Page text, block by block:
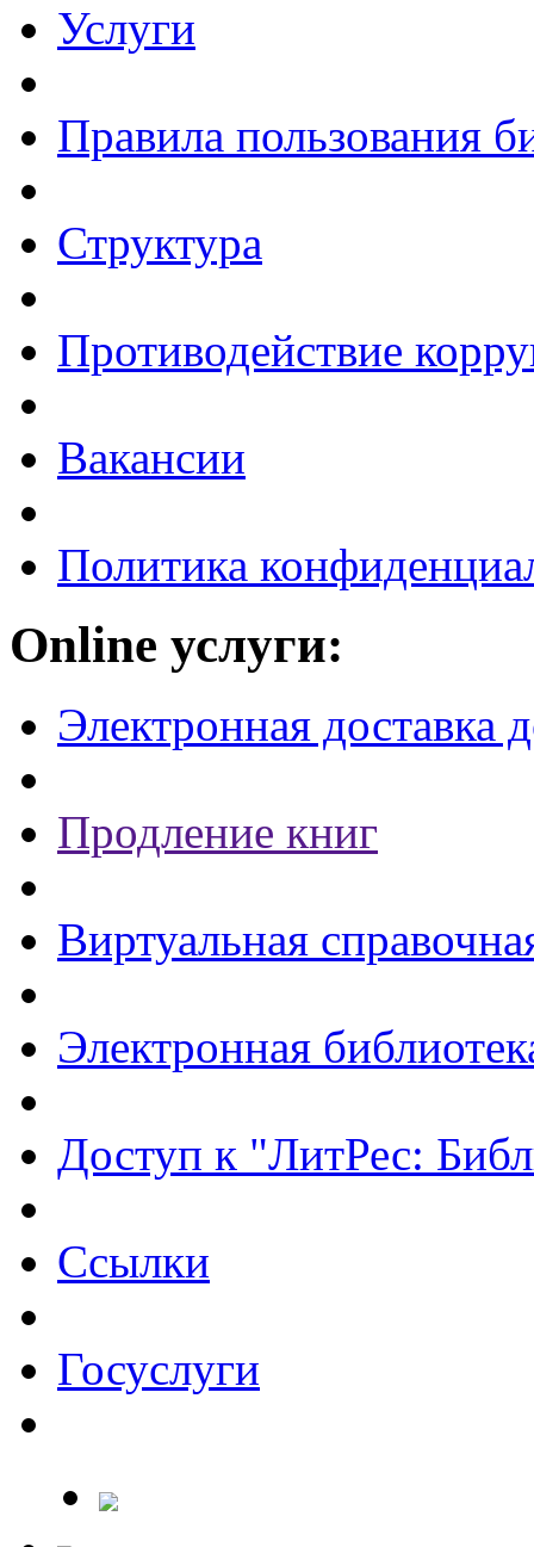
Услуги
Правила пользования
Структура
Противодействие
Вакансии
Политика
Online услуги:
Электронная доставка
Продление книг
Виртуальная
Электронная
Доступ к "ЛитРес:
Ссылки
Госуслуги